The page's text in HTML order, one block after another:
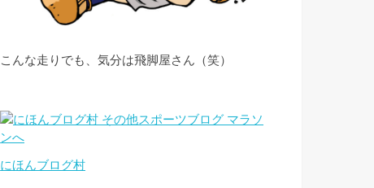
こんな走りでも、気分は飛脚屋さん（笑）
にほんブログ村